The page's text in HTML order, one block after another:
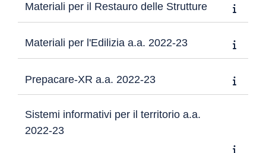
Materiali per il Restauro delle Strutture
Materiali per l'Edilizia a.a. 2022-23
Prepacare-XR a.a. 2022-23
Sistemi informativi per il territorio a.a.
2022-23